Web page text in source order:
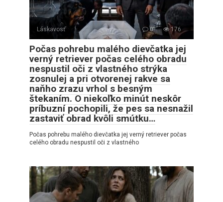
Láskavosť 0 176
Počas pohrebu malého dievčatka jej
verný retriever počas celého obradu
nespustil oči z vlastného strýka
zosnulej a pri otvorenej rakve sa
naňho zrazu vrhol s besným
štekaním. O niekoľko minút neskôr
príbuzní pochopili, že pes sa nesnažil
zastaviť obrad kvôli smútku…
Počas pohrebu malého dievčatka jej verný retriever počas
celého obradu nespustil oči z vlastného